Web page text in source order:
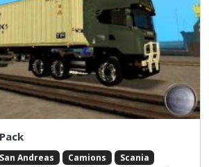
Andreas Camions
Scania